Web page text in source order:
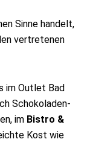
Sinne handelt,
vertretenen
im Outlet Bad
Schokoladen-
im Bistro &
Kost wie